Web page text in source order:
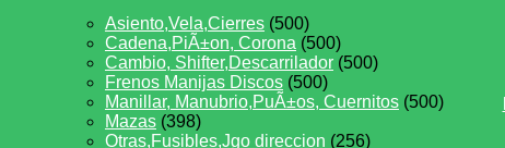
Asiento,Vela,Cierres (500)
Cadena,PiÃ±on, Corona (500)
Cambio, Shifter,Descarrilador (500)
Frenos Manijas Discos (500)
Manillar, Manubrio,PuÃ±os, Cuernitos (500)
Mazas (398)
Otras,Fusibles,Jgo direccion (256)